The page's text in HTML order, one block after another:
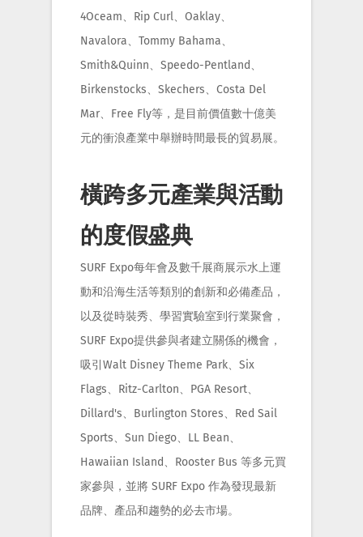
4Oceam、Rip Curl、Oaklay、
Navalora、Tommy Bahama、
Smith&Quinn、Speedo-Pentland、
Birkenstocks、Skechers、Costa Del
Mar、Free Fly等，是目前價值數十億美
元的衝浪產業中舉辦時間最長的貿易展。
橫跨多元產業與活動
的度假盛典
SURF Expo每年會及數千展商展示水上運
動和沿海生活等類別的創新和必備產品，
以及從時裝秀、學習實驗室到行業聚會，
SURF Expo提供參與者建立關係的機會，
吸引Walt Disney Theme Park、Six
Flags、Ritz-Carlton、PGA Resort、
Dillard's、Burlington Stores、Red Sail
Sports、Sun Diego、LL Bean、
Hawaiian Island、Rooster Bus 等多元買
家參與，並將 SURF Expo 作為發現最新
品牌、產品和趨勢的必去市場。